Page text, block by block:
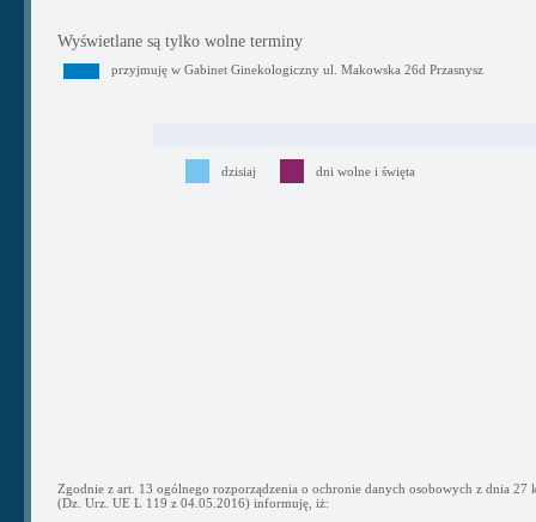
Wyświetlane są tylko wolne terminy
przyjmuję w Gabinet Ginekologiczny ul. Makowska 26d Przasnysz
dzisiaj dni wolne i święta
Zgodnie z art. 13 ogólnego rozporządzenia o ochronie danych osobowych z dnia 27
(Dz. Urz. UE L 119 z 04.05.2016) informuję, iż: